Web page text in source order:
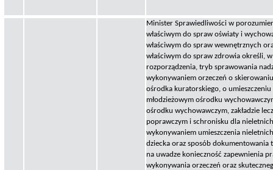
Minister Sprawiedliwości w
właściwym do spraw oświaty i
właściwym do spraw wewnętrznych
właściwym do spraw zdrowia określi,
rozporządzenia, tryb sprawowania
wykonywaniem orzeczeń o
ośrodka kuratorskiego, o
młodzieżowym ośrodku
ośrodku wychowawczym, zakładzie
poprawczym i schronisku dla
wykonywaniem umieszczenia
dziecka oraz sposób dokumentowania
na uwadze konieczność zapewnienia
wykonywania orzeczeń oraz